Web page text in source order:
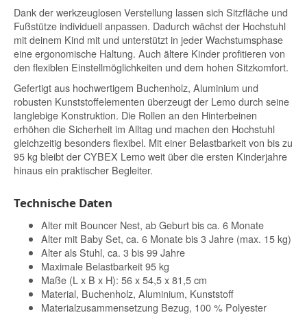
Dank der werkzeuglosen Verstellung lassen sich Sitzfläche und
Fußstütze individuell anpassen. Dadurch wächst der Hochstuhl
mit deinem Kind mit und unterstützt in jeder Wachstumsphase
eine ergonomische Haltung. Auch ältere Kinder profitieren von
den flexiblen Einstellmöglichkeiten und dem hohen Sitzkomfort.
Gefertigt aus hochwertigem Buchenholz, Aluminium und
robusten Kunststoffelementen überzeugt der Lemo durch seine
langlebige Konstruktion. Die Rollen an den Hinterbeinen
erhöhen die Sicherheit im Alltag und machen den Hochstuhl
gleichzeitig besonders flexibel. Mit einer Belastbarkeit von bis zu
95 kg bleibt der CYBEX Lemo weit über die ersten Kinderjahre
hinaus ein praktischer Begleiter.
Technische Daten
Alter mit Bouncer Nest, ab Geburt bis ca. 6 Monate
Alter mit Baby Set, ca. 6 Monate bis 3 Jahre (max. 15 kg)
Alter als Stuhl, ca. 3 bis 99 Jahre
Maximale Belastbarkeit 95 kg
Maße (L x B x H): 56 x 54,5 x 81,5 cm
Material, Buchenholz, Aluminium, Kunststoff
Materialzusammensetzung Bezug, 100 % Polyester